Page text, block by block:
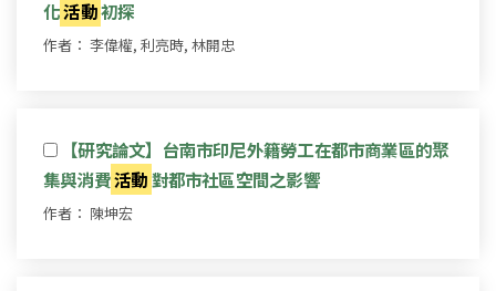
化活動初探
作者： 李偉權, 利亮時, 林開忠
【研究論文】台南市印尼外籍勞工在都市商業區的聚
集與消費活動對都市社區空間之影響
作者： 陳坤宏